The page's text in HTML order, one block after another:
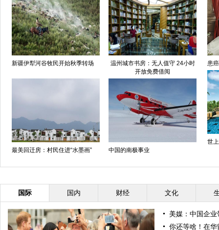
新疆伊犁河谷牧民开始秋季转场
温州城市书房：无人值守 24小时
开放免费借阅
最美回迁房：村民住进“水墨画” 中国的南极事业
患
世
国际 国内 财经 文化
美媒：中国企
你还等啥！在